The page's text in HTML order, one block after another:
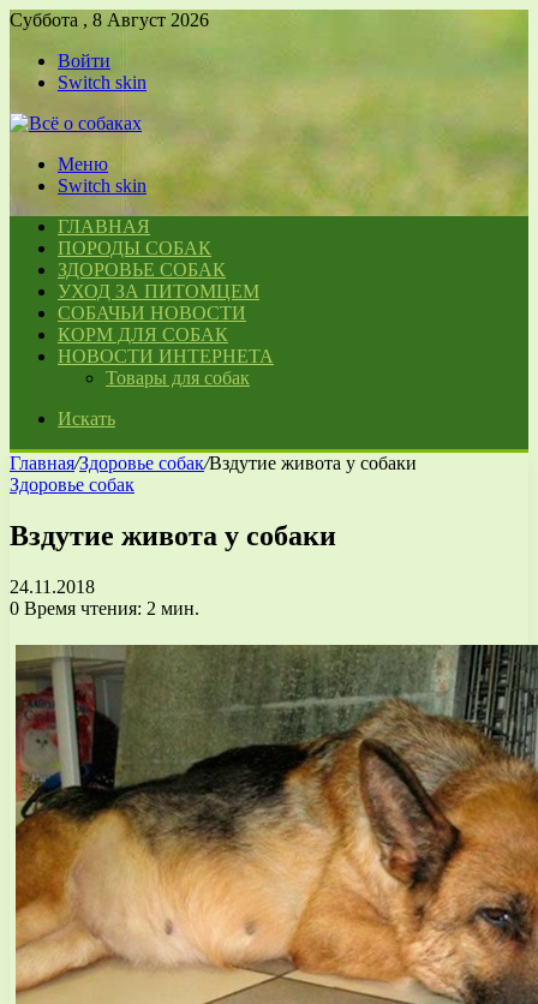
Суббота , 8 Август 2026
Войти
Switch skin
Меню
Switch skin
ГЛАВНАЯ
ПОРОДЫ СОБАК
ЗДОРОВЬЕ СОБАК
УХОД ЗА ПИТОМЦЕМ
СОБАЧЬИ НОВОСТИ
КОРМ ДЛЯ СОБАК
НОВОСТИ ИНТЕРНЕТА
Товары для собак
Искать
Главная/Здоровье собак/Вздутие живота у собаки
Здоровье собак
Вздутие живота у собаки
24.11.2018
0 Время чтения: 2 мин.